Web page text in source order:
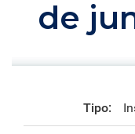
de
Tipo: